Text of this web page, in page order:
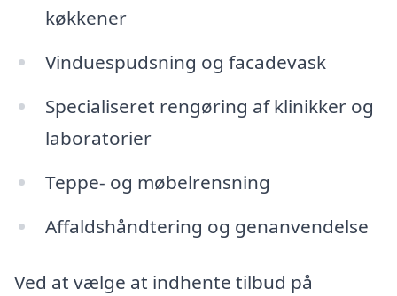
køkkener
Vinduespudsning og facadevask
Specialiseret rengøring af klinikker og
laboratorier
Teppe- og møbelrensning
Affaldshåndtering og genanvendelse
Ved at vælge at indhente tilbud på